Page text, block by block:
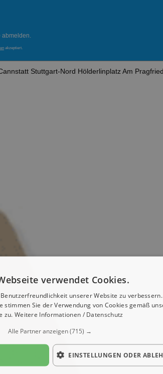
abmelden.
akzeptiert.
Stuttgart-Nord Hölderlinplatz Am
verwendet Cookies.
unserer Website zu
Sie der Verwendung von Cookies gemäß
zu. Weitere Informationen / Datenschutz
Alle Partner anzeigen(715) →
EINSTELLUNGEN ODER